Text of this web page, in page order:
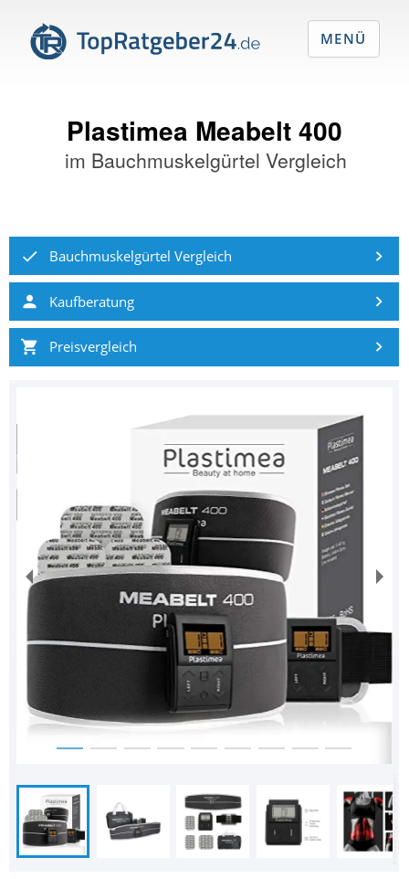
Plastimea Meabelt 400
im Bauchmuskelgürtel Vergleich
Bauchmuskelgürtel Vergleich
Kaufberatung
Preisvergleich
MENÜ